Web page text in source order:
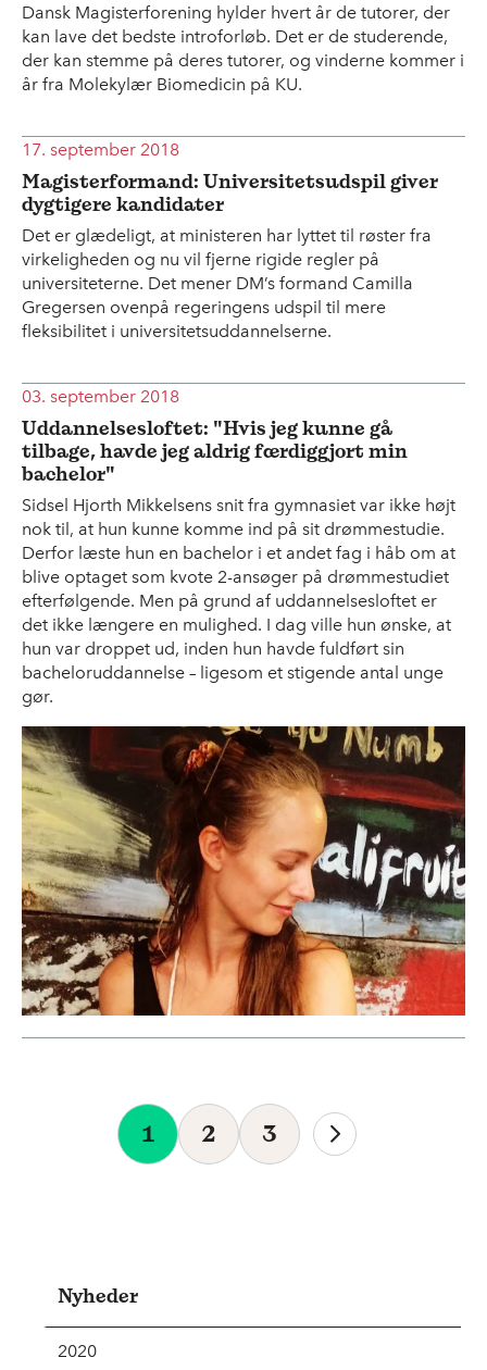
Dansk Magisterforening hylder hvert år de tutorer, der
kan lave det bedste introforløb. Det er de studerende,
der kan stemme på deres tutorer, og vinderne kommer i
år fra Molekylær Biomedicin på KU.
17. september 2018
Magisterformand: Universitetsudspil giver
dygtigere kandidater
Det er glædeligt, at ministeren har lyttet til røster fra
virkeligheden og nu vil fjerne rigide regler på
universiteterne. Det mener DM’s formand Camilla
Gregersen ovenpå regeringens udspil til mere
fleksibilitet i universitetsuddannelserne.
03. september 2018
Uddannelsesloftet: "Hvis jeg kunne gå
tilbage, havde jeg aldrig færdiggjort min
bachelor"
Sidsel Hjorth Mikkelsens snit fra gymnasiet var ikke højt
nok til, at hun kunne komme ind på sit drømmestudie.
Derfor læste hun en bachelor i et andet fag i håb om at
blive optaget som kvote 2-ansøger på drømmestudiet
efterfølgende. Men på grund af uddannelsesloftet er
det ikke længere en mulighed. I dag ville hun ønske, at
hun var droppet ud, inden hun havde fuldført sin
bacheloruddannelse – ligesom et stigende antal unge
gør.
1 2 3
Nyheder
2020